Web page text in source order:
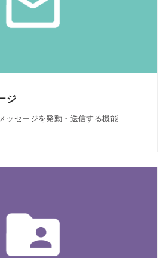
ジ
ッセージを発動・送信する機能